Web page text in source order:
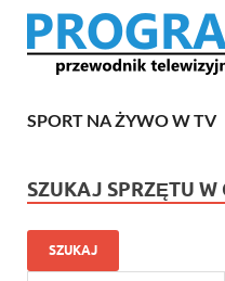
SPORT NA ŻYWO W TV
SZUKAJ SPRZĘTU W
SZUKAJ